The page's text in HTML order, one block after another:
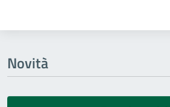
Novità